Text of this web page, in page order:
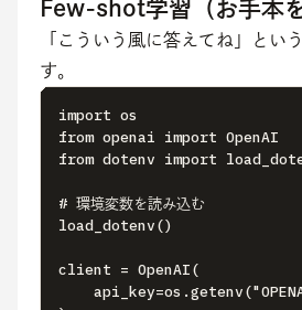
Few-shot学習（お手本
「こういう風に答えてね」とい
す。
import os
from openai import OpenAI
from dotenv import
# 環境変数を読み込む
load_dotenv()
client = OpenAI(